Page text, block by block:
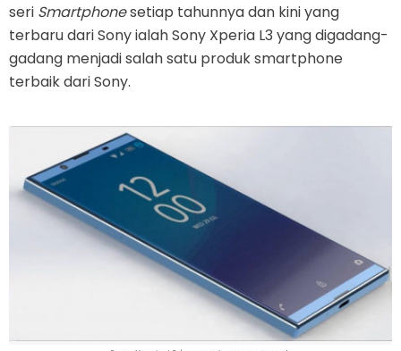
seri Smartphonesetiap tahunnya dan kini yang
terbaru dari Sony ialah Sony Xperia L3 yang digadang-
gadang menjadi salah satu produk smartphone
terbaik dari Sony.